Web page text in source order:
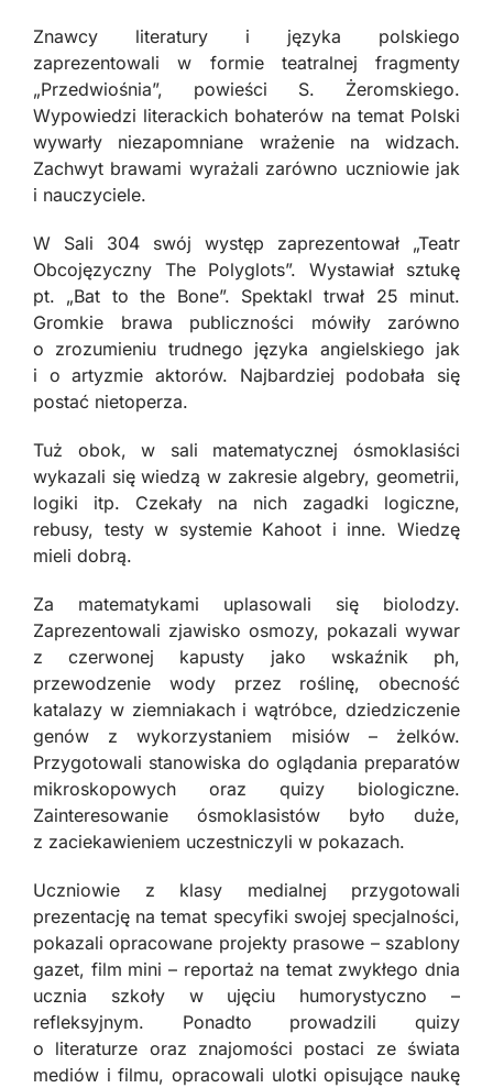
Znawcy literatury i języka polskiego
zaprezentowali w formie teatralnej fragmenty
„Przedwiośnia”, powieści S. Żeromskiego.
Wypowiedzi literackich bohaterów na temat Polski
wywarły niezapomniane wrażenie na widzach.
Zachwyt brawami wyrażali zarówno uczniowie jak
i nauczyciele.
W Sali 304 swój występ zaprezentował „Teatr
Obcojęzyczny The Polyglots”. Wystawiał sztukę
pt. „Bat to the Bone”. Spektakl trwał 25 minut.
Gromkie brawa publiczności mówiły zarówno
o zrozumieniu trudnego języka angielskiego jak
i o artyzmie aktorów. Najbardziej podobała się
postać nietoperza.
Tuż obok, w sali matematycznej ósmoklasiści
wykazali się wiedzą w zakresie algebry, geometrii,
logiki itp. Czekały na nich zagadki logiczne,
rebusy, testy w systemie Kahoot i inne. Wiedzę
mieli dobrą.
Za matematykami uplasowali się biolodzy.
Zaprezentowali zjawisko osmozy, pokazali wywar
z czerwonej kapusty jako wskaźnik ph,
przewodzenie wody przez roślinę, obecność
katalazy w ziemniakach i wątróbce, dziedziczenie
genów z wykorzystaniem misiów – żelków.
Przygotowali stanowiska do oglądania preparatów
mikroskopowych oraz quizy biologiczne.
Zainteresowanie ósmoklasistów było duże,
z zaciekawieniem uczestniczyli w pokazach.
Uczniowie z klasy medialnej przygotowali
prezentację na temat specyfiki swojej specjalności,
pokazali opracowane projekty prasowe – szablony
gazet, film mini – reportaż na temat zwykłego dnia
ucznia szkoły w ujęciu humorystyczno –
refleksyjnym. Ponadto prowadzili quizy
o literaturze oraz znajomości postaci ze świata
mediów i filmu, opracowali ulotki opisujące naukę